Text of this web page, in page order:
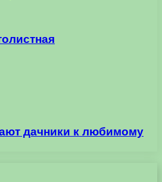
дачники к любимому